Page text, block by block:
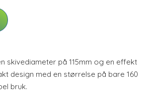
skivediameter på 115mm og en effekt
design med en størrelse på bare 160
bruk.